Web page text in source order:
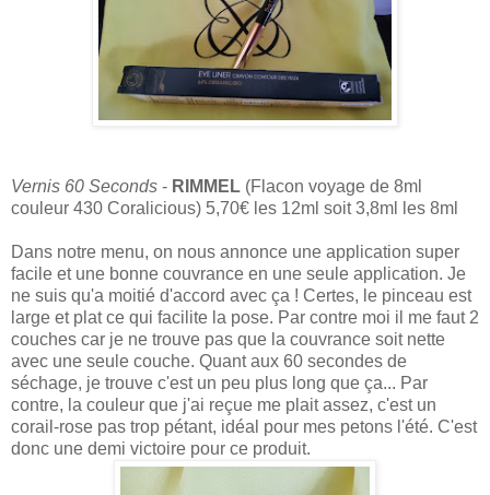
Vernis 60 Seconds - RIMMEL (Flacon voyage de 8ml
couleur 430 Coralicious) 5,70€ les 12ml soit 3,8ml les 8ml
Dans notre menu, on nous annonce une application super
facile et une bonne couvrance en une seule application. Je
ne suis qu'a moitié d'accord avec ça ! Certes, le pinceau est
large et plat ce qui facilite la pose. Par contre moi il me faut 2
couches car je ne trouve pas que la couvrance soit nette
avec une seule couche. Quant aux 60 secondes de
séchage, je trouve c'est un peu plus long que ça... Par
contre, la couleur que j'ai reçue me plait assez, c'est un
corail-rose pas trop pétant, idéal pour mes petons l'été. C'est
donc une demi victoire pour ce produit.